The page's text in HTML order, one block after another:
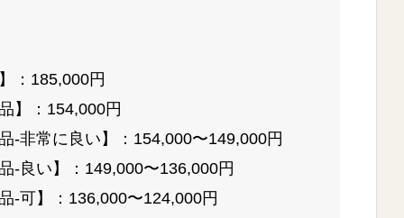
：185,000円
】：154,000円
-非常に良い】：154,000〜149,000円
-良い】：149,000〜136,000円
-可】：136,000〜124,000円